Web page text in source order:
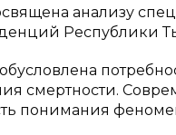
анализу
Республики
смертности.
понимания